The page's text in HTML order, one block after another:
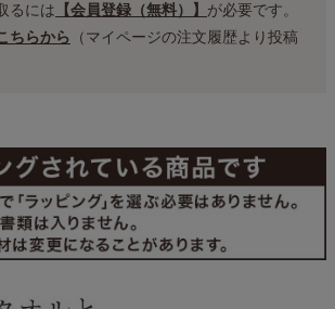
るには 【会員登録（無料）】 が必要です。
ちらから （マイページの注文履歴より投稿